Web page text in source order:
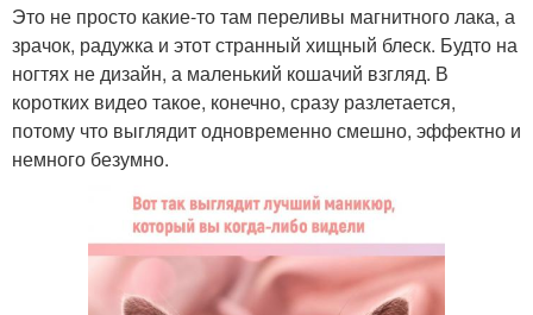
Это не просто какие-то там переливы магнитного лака, а
зрачок, радужка и этот странный хищный блеск. Будто на
ногтях не дизайн, а маленький кошачий взгляд. В
коротких видео такое, конечно, сразу разлетается,
потому что выглядит одновременно смешно, эффектно и
немного безумно.